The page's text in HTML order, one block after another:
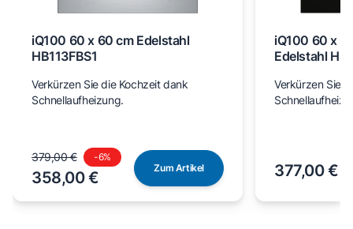
iQ100 60 x 60 cm Edelstahl
HB113FBS1
Verkürzen Sie die Kochzeit dank
Schnellaufheizung.
379,00 € -6%
358,00 €
Zum Artikel
iQ100 60 x
Edelstahl
Verkürzen Sie
377,00 €